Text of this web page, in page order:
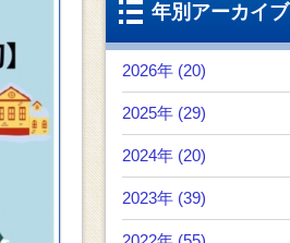
年別アーカイブ
2026年 (20)
2025年 (29)
2024年 (20)
2023年 (39)